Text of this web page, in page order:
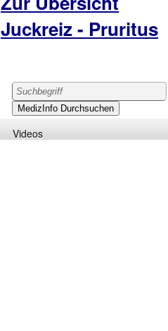
Juckreiz - Pruritus
Videos